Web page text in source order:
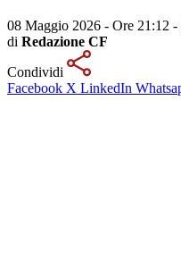
08 Maggio 2026 - Ore 21:12 -
di Redazione CF
Condividi
Facebook X LinkedIn